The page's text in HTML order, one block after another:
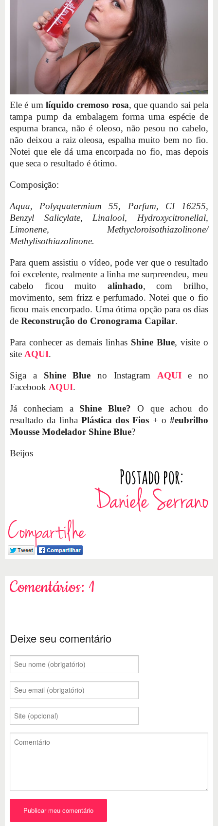
Ele é um líquido cremoso rosa, que quando sai pela
tampa pump da embalagem forma uma espécie de
espuma branca, não é oleoso, não pesou no cabelo,
não deixou a raiz oleosa, espalha muito bem no fio.
Notei que ele dá uma encorpada no fio, mas depois
que seca o resultado é ótimo.
Composição:
Aqua, Polyquatermium 55, Parfum, CI 16255,
Benzyl Salicylate, Linalool, Hydroxycitronellal,
Limonene, Methycloroisothiazolinone/
Methylisothiazolinone.
Para quem assistiu o vídeo, pode ver que o resultado
foi excelente, realmente a linha me surpreendeu, meu
cabelo ficou muito alinhado, com brilho,
movimento, sem frizz e perfumado. Notei que o fio
ficou mais encorpado. Uma ótima opção para os dias
de Reconstrução do Cronograma Capilar.
Para conhecer as demais linhas Shine Blue, visite o
site AQUI.
Siga a Shine Blue no Instagram AQUIe no
Facebook AQUI.
Já conheciam a Shine Blue? O que achou do
resultado da linha Plástica dos Fios + o #eubrilho
Mousse Modelador Shine Blue?
Beijos
Compartilhe
Comentários: 1
Deixe seu comentário